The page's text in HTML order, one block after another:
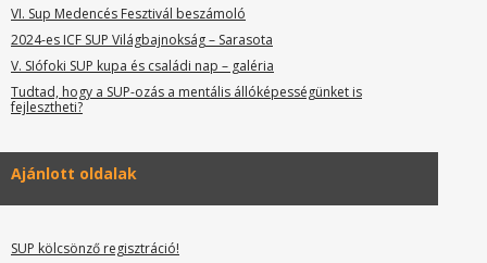
VI. Sup Medencés Fesztivál beszámoló
2024-es ICF SUP Világbajnokság – Sarasota
V. SIófoki SUP kupa és családi nap – galéria
Tudtad, hogy a SUP-ozás a mentális állóképességünket is
fejlesztheti?
Ajánlott oldalak
SUP kölcsönző regisztráció!